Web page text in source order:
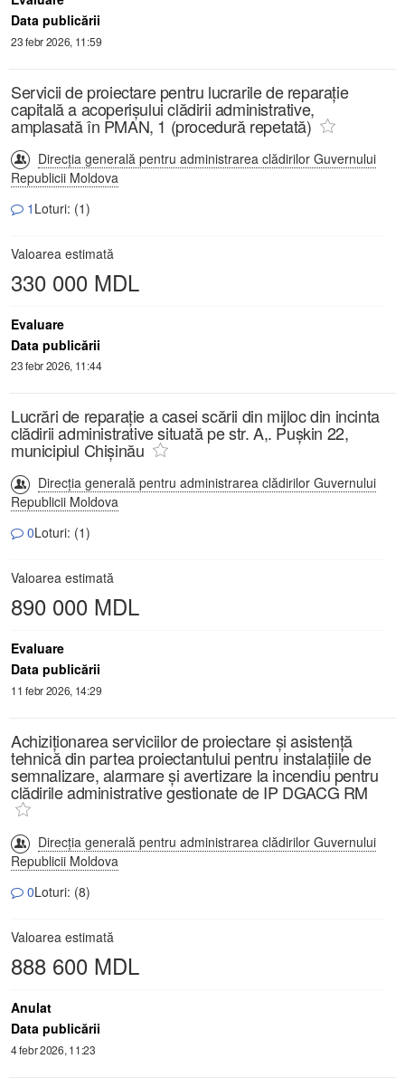
Data publicării
23 febr 2026, 11:59
Servicii de proiectare pentru lucrarile de reparație
capitală a acoperișului clădirii administrative,
amplasată în PMAN, 1 (procedură repetată)
Direcția generală pentru administrarea clădirilor Guvernului
Republicii Moldova
1 Loturi: (1)
Valoarea estimată
330 000 MDL
Evaluare
Data publicării
23 febr 2026, 11:44
Lucrări de reparație a casei scării din mijloc din incinta
clădirii administrative situată pe str. A,. Pușkin 22,
municipiul Chișinău
Direcția generală pentru administrarea clădirilor Guvernului
Republicii Moldova
0Loturi: (1)
Valoarea estimată
890 000 MDL
Evaluare
Data publicării
11 febr 2026, 14:29
Achiziționarea serviciilor de proiectare și asistență
tehnică din partea proiectantului pentru instalațiile de
semnalizare, alarmare și avertizare la incendiu pentru
clădirile administrative gestionate de IP DGACG RM
Direcția generală pentru administrarea clădirilor Guvernului
Republicii Moldova
0Loturi: (8)
Valoarea estimată
888 600 MDL
Anulat
Data publicării
4 febr 2026, 11:23